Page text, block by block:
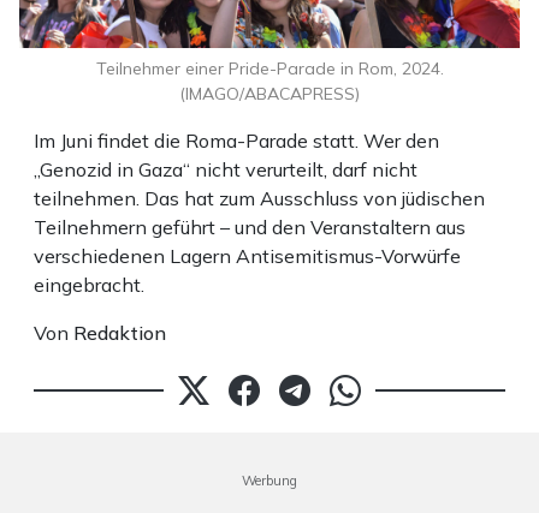
Im Juni findet die Roma-Parade statt. Wer den
„Genozid in Gaza“ nicht verurteilt, darf nicht
teilnehmen. Das hat zum Ausschluss von jüdischen
Teilnehmern geführt – und den Veranstaltern aus
verschiedenen Lagern Antisemitismus-Vorwürfe
eingebracht.
Von Redaktion
Teilnehmer einer Pride-Parade in Rom, 2024.
(IMAGO/ABACAPRESS)
Werbung